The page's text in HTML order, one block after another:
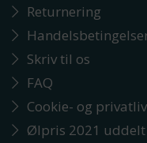
Returnering
Skriv til os
FAQ
Cookie- og
Ølpris 2021